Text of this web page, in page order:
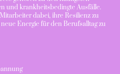
und krankheitsbedingte Ausfälle.
dabei, ihre Resilienz zu
Energie für den Berufsalltag zu